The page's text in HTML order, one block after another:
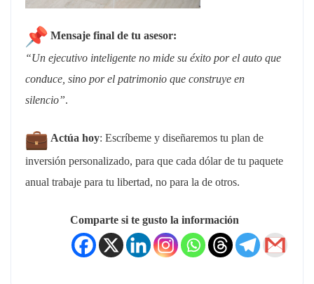
Mensaje final de tu asesor:
“Un ejecutivo inteligente no mide su éxito por el auto que
conduce, sino por el patrimonio que construye en
silencio”.
Actúa hoy: Escríbeme y diseñaremos tu plan de
inversión personalizado, para que cada dólar de tu paquete
anual trabaje para tu libertad, no para la de otros.
Comparte si te gusto la información